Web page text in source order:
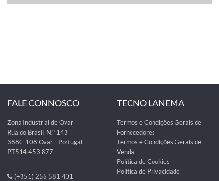
FALE CONNOSCO
Zona Industrial de Ovar
Rua do Brasil, N.º 143
3880-108 Ovar - Portugal
PT514 453 877
(+351) 256 581 401
TECNO LANEMA
Termos e Condições Gerais de
Fornecedores
Termos e Condições Gerais de
Venda
Política de Cookies
Politica de Privacidade